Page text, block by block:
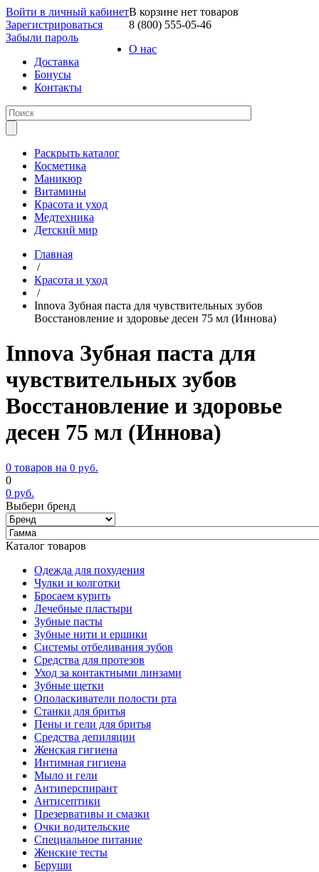
Войти в личный кабинет
Зарегистрироваться
Забыли пароль
В корзине нет товаров
8 (800) 555-05-46
О нас
Доставка
Бонусы
Контакты
Раскрыть каталог
Косметика
Маникюр
Витамины
Красота и уход
Медтехника
Детский мир
Главная
/
Красота и уход
/
Innova Зубная паста для чувствительных зубов
Восстановление и здоровье десен 75 мл (Иннова)
Innova Зубная паста для
чувствительных зубов
Восстановление и здоровье
десен 75 мл (Иннова)
0 товаров на 0 руб.
0
0 руб.
Выбери бренд
Каталог товаров
Одежда для похудения
Чулки и колготки
Бросаем курить
Лечебные пластыри
Зубные пасты
Зубные нити и ершики
Системы отбеливания зубов
Средства для протезов
Уход за контактными линзами
Зубные щетки
Ополаскиватели полости рта
Станки для бритья
Пены и гели для бритья
Средства депиляции
Женская гигиена
Интимная гигиена
Мыло и гели
Антиперспирант
Антисептики
Презервативы и смазки
Очки водительские
Специальное питание
Женские тесты
Беруши